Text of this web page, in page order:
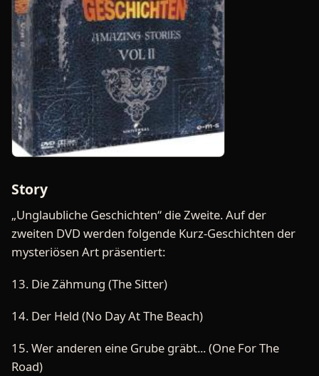
Story
„Unglaubliche Geschichten“ die Zweite. Auf der
zweiten DVD werden folgende Kurz-Geschichten der
mysteriösen Art präsentiert:
13. Die Zähmung (The Sitter)
14. Der Held (No Day At The Beach)
15. Wer anderen eine Grube gräbt... (One For The
Road)